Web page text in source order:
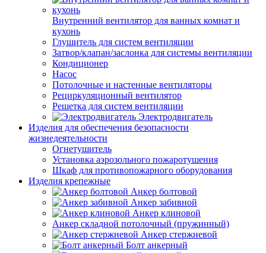
Внутренний вентилятор для ванных комнат и
кухонь
Глушитель для систем вентиляции
Затвор/клапан/заслонка для системы вентиляции
Кондиционер
Насос
Потолочные и настенные вентиляторы
Рециркуляционный вентилятор
Решетка для систем вентиляции
Электродвигатель
Изделия для обеспечения безопасности
жизнедеятельности
Огнетушитель
Установка аэрозольного пожаротушения
Шкаф для противопожарного оборудования
Изделия крепежные
Анкер болтовой
Анкер забивной
Анкер клиновой
Анкер складной потолочный (пружинный)
Анкер стержневой
Болт анкерный